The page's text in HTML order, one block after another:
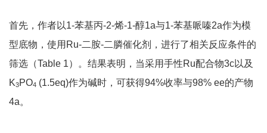
首先，作者以1-苯基丙-2-烯-1-醇1a与1-苯基哌嗪2a作为模
型底物，使用Ru-二胺-二膦催化剂，进行了相关反应条件的
筛选（Table 1）。结果表明，当采用手性Ru配合物3c以及
K3PO4 (1.5eq)作为碱时，可获得94%收率与98% ee的产物
4a。